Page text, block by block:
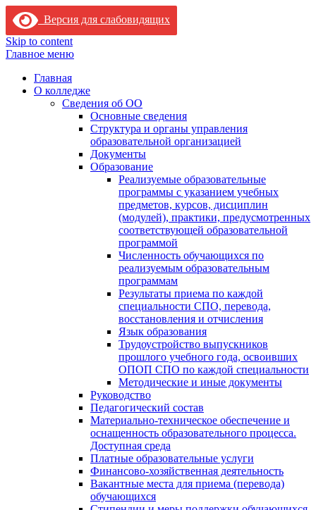
Версия для слабовидящих
Skip to content
Главное меню
Главная
О колледже
Сведения об ОО
Основные сведения
Структура и органы управления
образовательной организацией
Документы
Образование
Реализуемые образовательные
программы с указанием учебных
предметов, курсов, дисциплин
(модулей), практики, предусмотренных
соответствующей образовательной
программой
Численность обучающихся по
реализуемым образовательным
программам
Результаты приема по каждой
специальности СПО, перевода,
восстановления и отчисления
Язык образования
Трудоустройство выпускников
прошлого учебного года, освоивших
ОПОП СПО по каждой специальности
Методические и иные документы
Руководство
Педагогический состав
Материально-техническое обеспечение и
оснащенность образовательного процесса.
Доступная среда
Платные образовательные услуги
Финансово-хозяйственная деятельность
Вакантные места для приема (перевода)
обучающихся